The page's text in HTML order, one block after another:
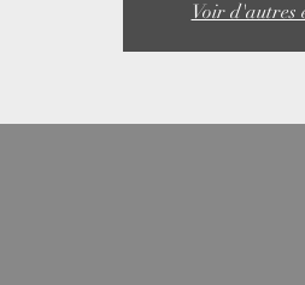
Voir d'autres